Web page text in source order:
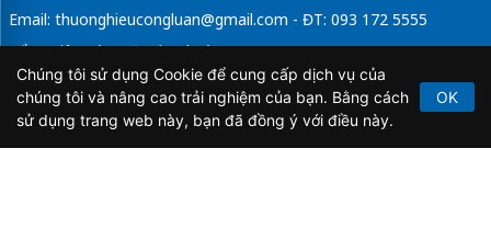
Email: thuonghieucongluan@gmail.com - ĐT: 093 172 5555
Tổng Biên Tập: Vũ Đức Thuận
Giấy phép hoạt động báo chí điện tử số 64/GP-BTTTT do Bộ
Thông tin và Truyền thông cấp ngày 21/2/2020.
Chúng tôi sử dụng Cookie để cung cấp dịch vụ của
chúng tôi và nâng cao trải nghiệm của bạn. Bằng cách
sử dụng trang web này, bạn đã đồng ý với điều này.
OK